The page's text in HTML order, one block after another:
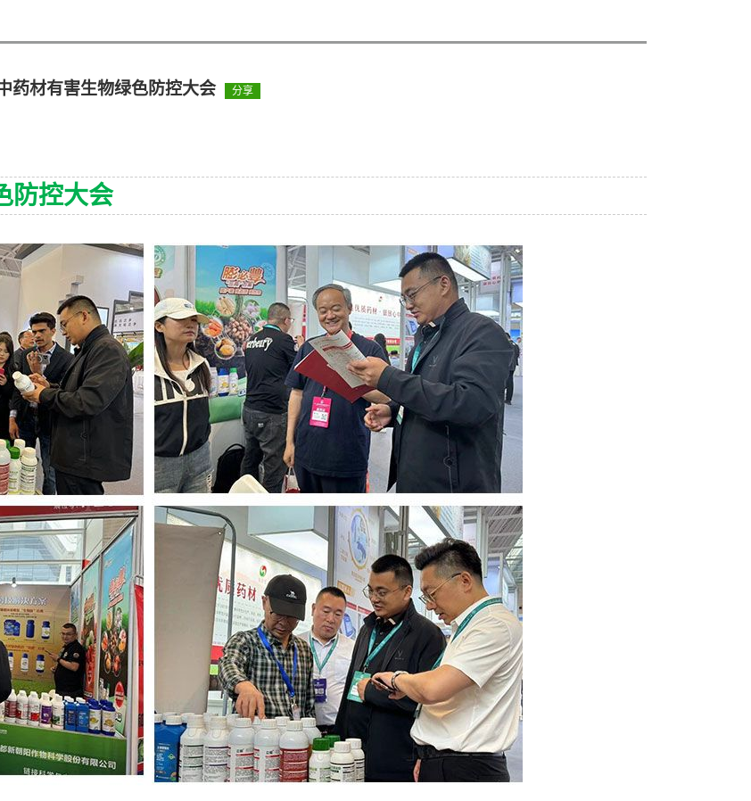
药材有害生物绿色防控大会 分享
防控大会